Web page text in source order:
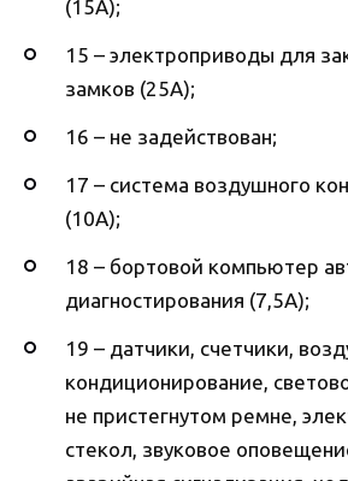
(15А);
15 – электроприводы для
замков (25А);
16 – не задействован;
17 – система воздушного
(10А);
18 – бортовой компьютер
диагностирования (7,5А);
19 – датчики, счетчики,
кондиционирование,
не пристегнутом ремне,
стекол, звуковое